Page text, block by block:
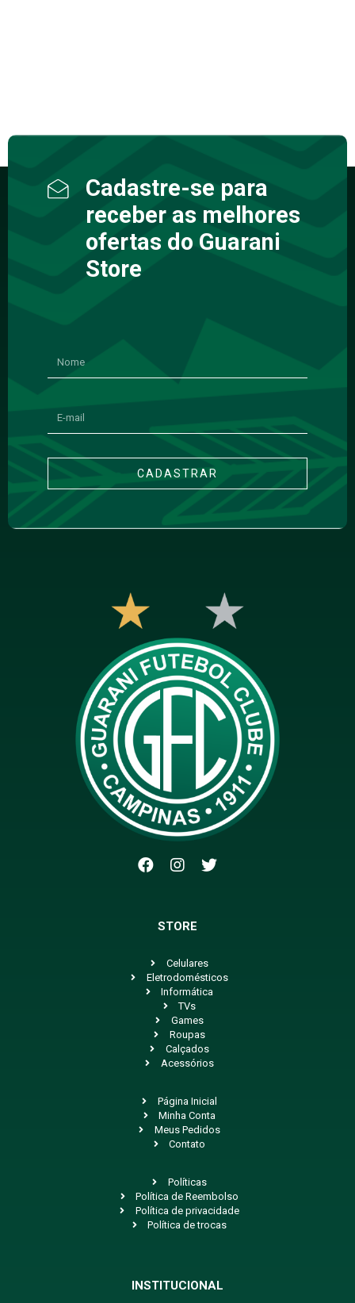
Cadastre-se para
receber as melhores
ofertas do Guarani
Store
CADASTRAR
STORE
Celulares
Eletrodomésticos
Informática
TVs
Games
Roupas
Calçados
Acessórios
Página Inicial
Minha Conta
Meus Pedidos
Contato
Políticas
Política de Reembolso
Política de privacidade
Política de trocas
INSTITUCIONAL